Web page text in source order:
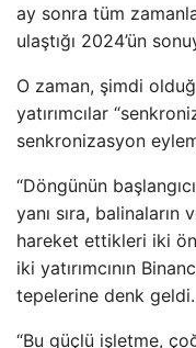
ay sonra tüm
ulaştığı 2024’ün
O zaman, şimdi
yatırımcılar
senkronizasyon
“Döngünün
yanı sıra, balinaların
hareket ettikleri iki
iki yatırımcının
tepelerine denk geldi.
“Bu güçlü işletme,